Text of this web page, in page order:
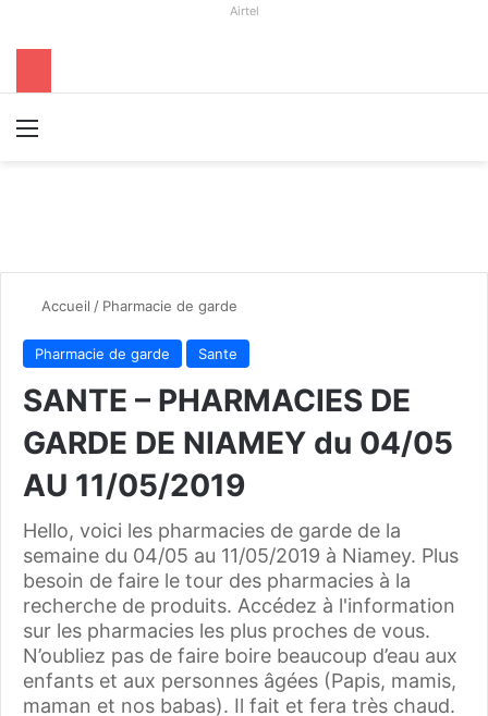
Airtel
Accueil / Pharmacie de garde
Pharmacie de garde Sante
SANTE – PHARMACIES DE
GARDE DE NIAMEY du 04/05
AU 11/05/2019
Hello, voici les pharmacies de garde de la
semaine du 04/05 au 11/05/2019 à Niamey. Plus
besoin de faire le tour des pharmacies à la
recherche de produits. Accédez à l'information
sur les pharmacies les plus proches de vous.
N’oubliez pas de faire boire beaucoup d’eau aux
enfants et aux personnes âgées (Papis, mamis,
maman et nos babas). Il fait et fera très chaud.